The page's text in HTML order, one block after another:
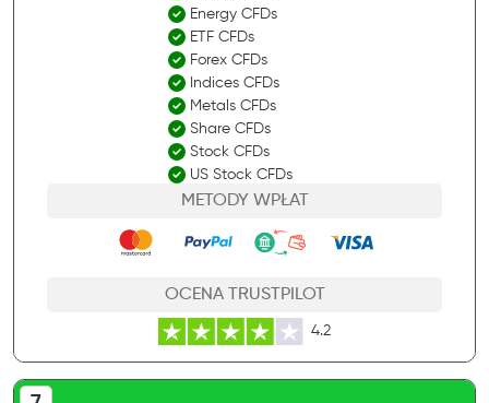
Energy CFDs
ETF CFDs
Forex CFDs
Indices CFDs
Metals CFDs
Share CFDs
Stock CFDs
US Stock CFDs
METODY WPŁAT
OCENA TRUSTPILOT
4.2